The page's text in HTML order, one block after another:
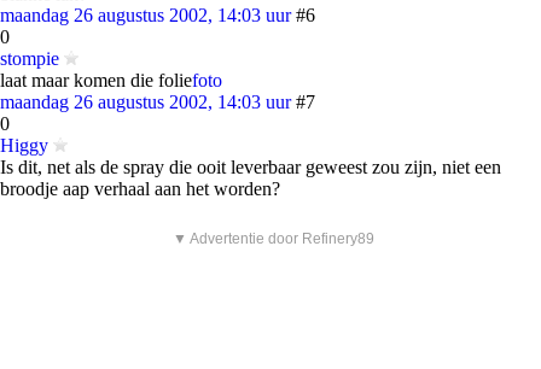
maandag 26 augustus 2002, 14:03 uur #6
0
stompie
laat maar komen die foliefoto
maandag 26 augustus 2002, 14:03 uur #7
0
Higgy
Is dit, net als de spray die ooit leverbaar geweest zou zijn, niet een
broodje aap verhaal aan het worden?
▼ Advertentie door Refinery89